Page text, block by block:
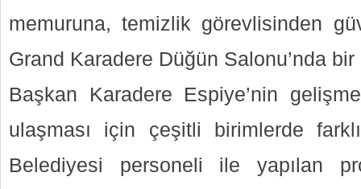
memuruna, temizlik görevlisinden
Grand Karadere Düğün Salonu’nda
Başkan Karadere Espiye’nin
ulaşması için çeşitli birimlerde
Belediyesi personeli ile yapılan